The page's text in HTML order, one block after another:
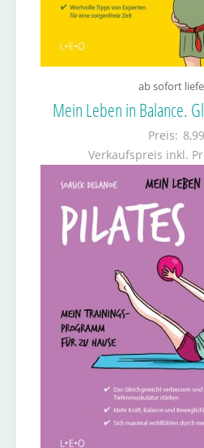
ab sofort
Mein Leben in Balance.
Preis:
Verkaufspreis inkl.